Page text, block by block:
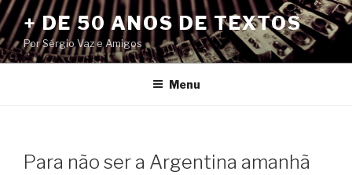
Pular
para
o
conteúdo
+ DE 50 ANOS DE TEXTOS
Por Sérgio Vaz e Amigos
Menu
Para não ser a Argentina amanhã